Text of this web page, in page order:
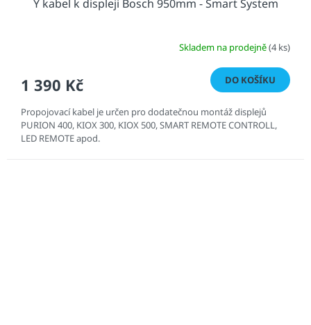
Y kabel k displeji Bosch 950mm - Smart System
Skladem na prodejně(4 ks)
1 390 Kč DO KOŠÍKU
Propojovací kabel je určen pro dodatečnou montáž displejů
PURION 400, KIOX 300, KIOX 500, SMART REMOTE CONTROLL,
LED REMOTE apod.